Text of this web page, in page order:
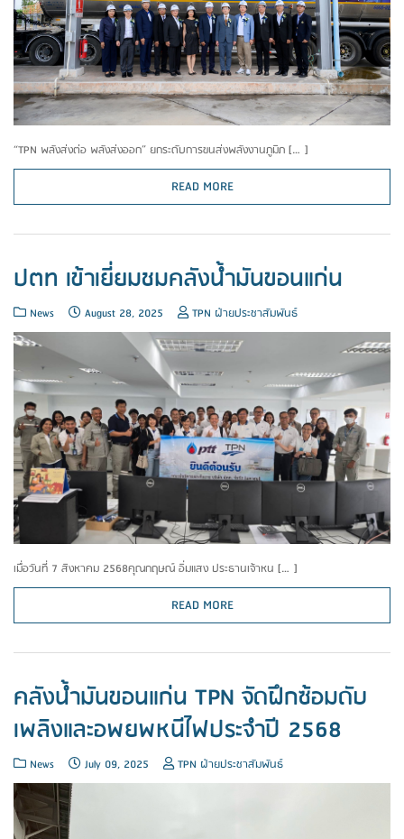
“TPN พลังส่งต่อ พลังส่งออก” ยกระดับการขนส่งพลังงานภูมิภ […]
READ MORE
ปตท เข้าเยี่ยมชมคลังน้ำมันขอนแก่น
News August 28, 2025 TPN ฝ่ายประชาสัมพันธ์
เมื่อวันที่ 7 สิงหาคม 2568คุณกฤษณ์ อิ่มแสง ประธานเจ้าหน […]
READ MORE
คลังน้ำมันขอนแก่น TPN จัดฝึกซ้อมดับ
เพลิงและอพยพหนีไฟประจำปี 2568
News July 09, 2025 TPN ฝ่ายประชาสัมพันธ์